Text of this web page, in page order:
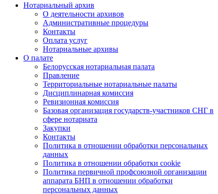
Нотариальный архив
О деятельности архивов
Административные процедуры
Контакты
Оплата услуг
Нотариальные архивы
О палате
Белорусская нотариальная палата
Правление
Территориальные нотариальные палаты
Дисциплинарная комиссия
Ревизионная комиссия
Базовая организация государств-участников СНГ в
сфере нотариата
Закупки
Контакты
Политика в отношении обработки персональных
данных
Политика в отношении обработки cookie
Политика первичной профсоюзной организации
аппарата БНП в отношении обработки
персональных данных